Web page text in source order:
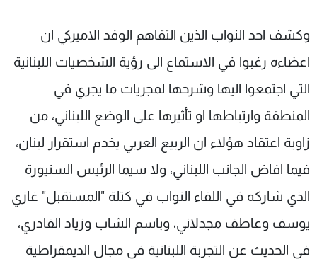
وكشف احد النواب الذين التقاهم الوفد الاميركي ان
اعضاءه رغبوا في الاستماع الى رؤية الشخصيات اللبنانية
التي اجتمعوا اليها وشرحها لمجريات ما يجري في
المنطقة وارتباطها او تأثيرها على الوضع اللبناني، من
زاوية اعتقاد هؤلاء ان الربيع العربي يخدم استقرار لبنان،
فيما افاض الجانب اللبناني، ولا سيما الرئيس السنيورة
الذي شاركه في اللقاء النواب في كتلة "المستقبل" غازي
يوسف وعاطف مجدلاني، وباسم الشاب وزياد القادري،
في الحديث عن التجربة اللبنانية في مجال الديمقراطية